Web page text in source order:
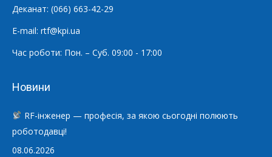
Деканат: (066) 663-42-29
E-mail: rtf@kpi.ua
Час роботи: Пон. – Суб. 09:00 - 17:00
Новини
RF-інженер — професія, за якою сьогодні полюють
роботодавці!
08.06.2026